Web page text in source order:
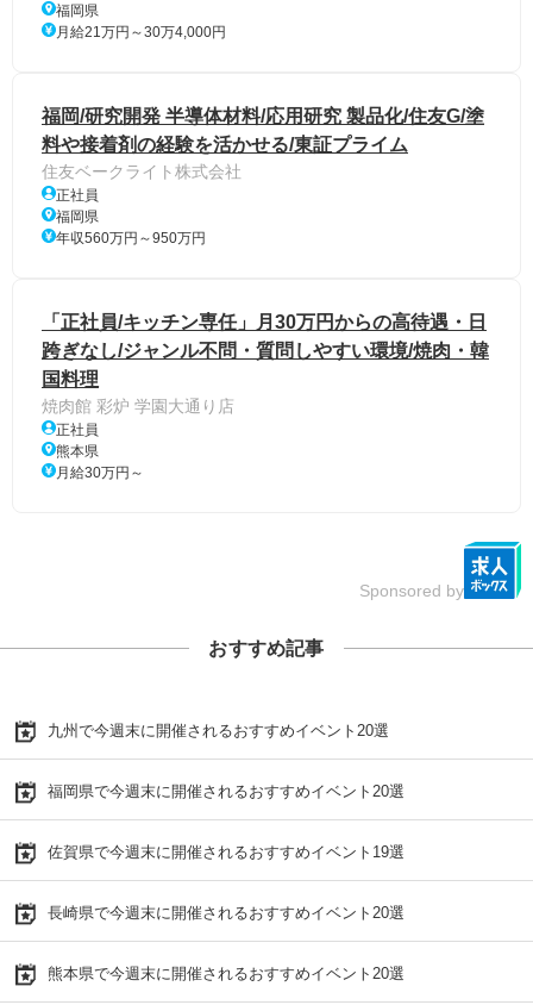
福岡県
月給21万円～30万4,000円
福岡/研究開発 半導体材料/応用研究 製品化/住友G/塗
料や接着剤の経験を活かせる/東証プライム
住友ベークライト株式会社
正社員
福岡県
年収560万円～950万円
「正社員/キッチン専任」月30万円からの高待遇・日
跨ぎなし/ジャンル不問・質問しやすい環境/焼肉・韓
国料理
焼肉館 彩炉 学園大通り店
正社員
熊本県
月給30万円～
Sponsored by
おすすめ記事
九州で今週末に開催されるおすすめイベント20選
福岡県で今週末に開催されるおすすめイベント20選
佐賀県で今週末に開催されるおすすめイベント19選
長崎県で今週末に開催されるおすすめイベント20選
熊本県で今週末に開催されるおすすめイベント20選